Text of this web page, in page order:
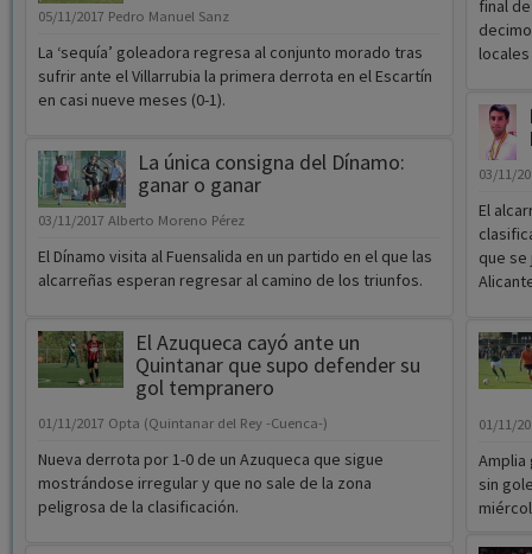
05/11/2017 Pedro Manuel Sanz
La ‘sequía’ goleadora regresa al conjunto morado tras
sufrir ante el Villarrubia la primera derrota en el Escartín
en casi nueve meses (0-1).
La única consigna del Dínamo:
ganar o ganar
03/11/2017 Alberto Moreno Pérez
El Dínamo visita al Fuensalida en un partido en el que las
alcarreñas esperan regresar al camino de los triunfos.
El Azuqueca cayó ante un
Quintanar que supo defender su
gol tempranero
01/11/2017 Opta (Quintanar del Rey -Cuenca-)
Nueva derrota por 1-0 de un Azuqueca que sigue
mostrándose irregular y que no sale de la zona
peligrosa de la clasificación.
final
03/11/
El
que se
01/11/
Amplia
sin